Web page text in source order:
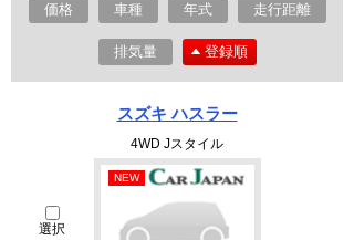
価格 車種 年式 走行距離
排気量 登録順
スズキ ハスラー
4WD Jスタイル
選択
NEW